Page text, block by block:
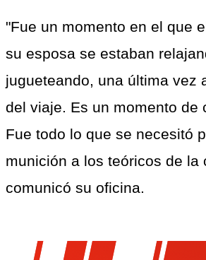
"Fue un momento en el que
su esposa se estaban
jugueteando, una última vez
del viaje. Es un momento de
Fue todo lo que se necesitó
munición a los teóricos de la
comunicó su oficina.